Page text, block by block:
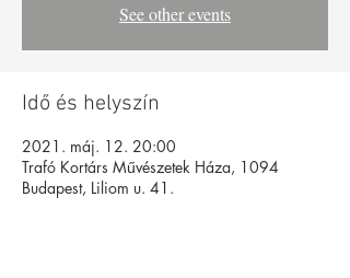
See other events
Idő és helyszín
2021. máj. 12. 20:00
Trafó Kortárs Művészetek Háza, 1094
Budapest, Liliom u. 41.